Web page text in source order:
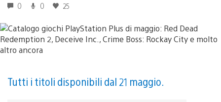
0 0 25
Tutti i titoli disponibili dal 21 maggio.